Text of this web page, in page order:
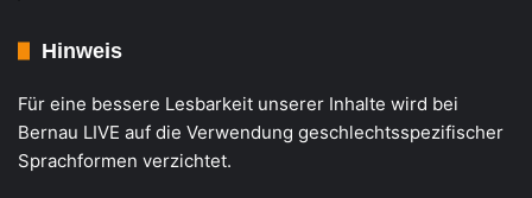
Hinweis
Für eine bessere Lesbarkeit unserer Inhalte wird bei
Bernau LIVE auf die Verwendung geschlechtsspezifischer
Sprachformen verzichtet.